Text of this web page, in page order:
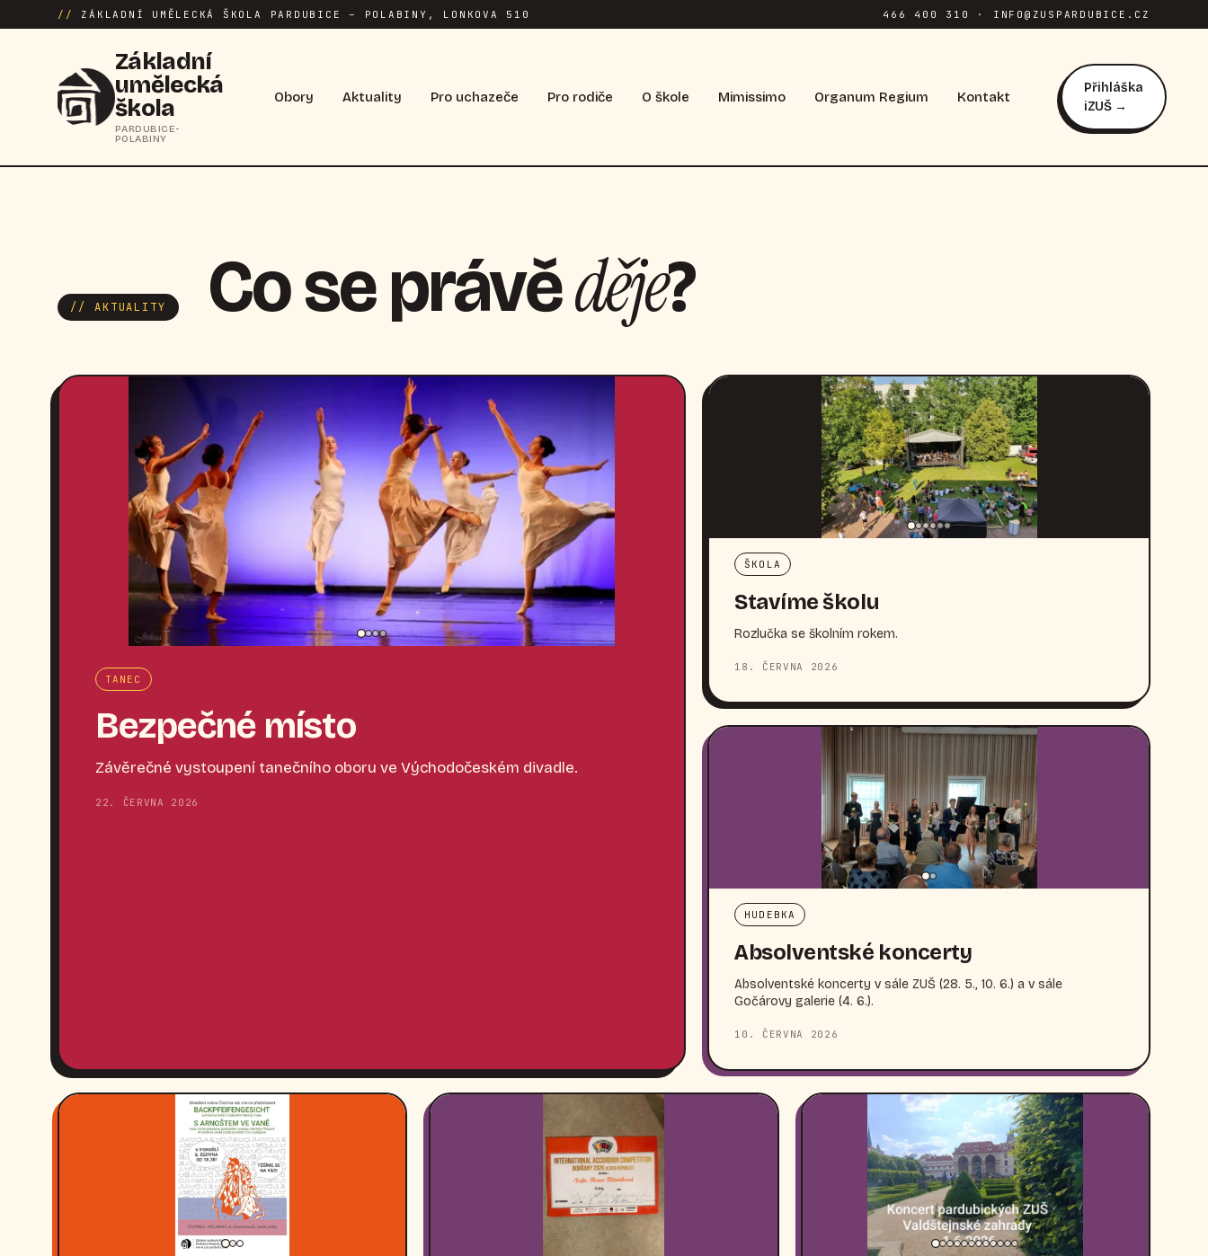
// ZÁKLADNÍ UMĚLECKÁ ŠKOLA PARDUBICE – POLABINY, LONKOVA 510 466 400 310 · INFO@ZUSPARDUBICE.CZ
Základní
umělecká
škola
PARDUBICE-
POLABINY
Obory Aktuality Pro uchazeče Pro rodiče O škole Mimissimo Organum Regium Kontakt
Přihláška
iZUŠ →
// AKTUALITY Co se právěděje?
TANEC
Bezpečné místo
Závěrečné vystoupení tanečního oboru ve Východočeském divadle.
22. ČERVNA 2026
ŠKOLA
Stavíme školu
Rozlučka se školním rokem.
18. ČERVNA 2026
HUDEBKA
Absolventské koncerty
Absolventské koncerty v sále ZUŠ (28. 5., 10. 6.) a v sále
Gočárovy galerie (4. 6.).
10. ČERVNA 2026